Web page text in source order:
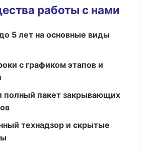
работы с нами
5 лет на основные виды
с графиком этапов и
полный пакет закрывающих
технадзор и скрытые